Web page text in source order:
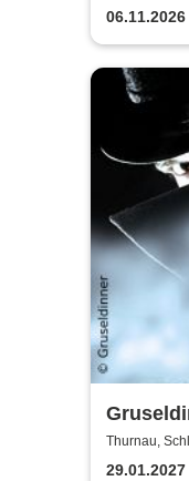
06.11.2026
Ripper
Thurnau,
29.01.2027